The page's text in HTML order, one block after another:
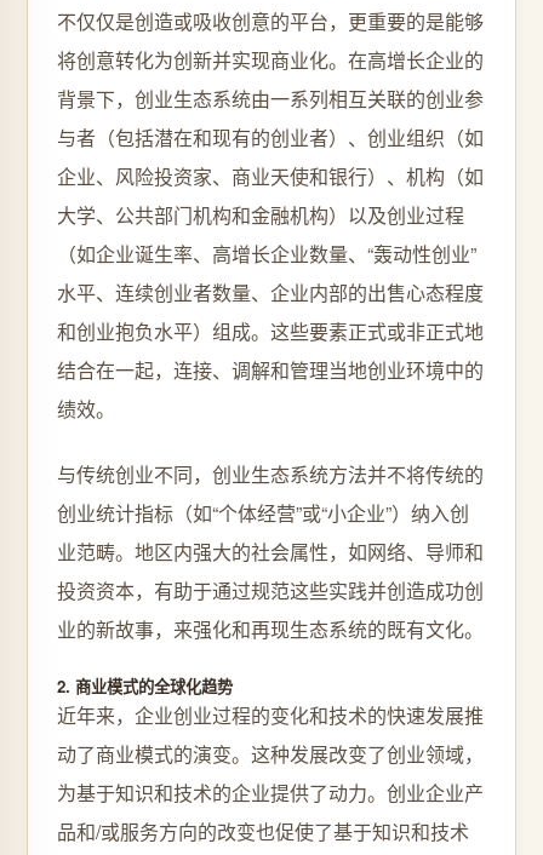
不仅仅是创造或吸收创意的平台，更重要的是能够
将创意转化为创新并实现商业化。在高增长企业的
背景下，创业生态系统由一系列相互关联的创业参
与者（包括潜在和现有的创业者）、创业组织（如
企业、风险投资家、商业天使和银行）、机构（如
大学、公共部门机构和金融机构）以及创业过程
（如企业诞生率、高增长企业数量、“轰动性创业”
水平、连续创业者数量、企业内部的出售心态程度
和创业抱负水平）组成。这些要素正式或非正式地
结合在一起，连接、调解和管理当地创业环境中的
绩效。
与传统创业不同，创业生态系统方法并不将传统的
创业统计指标（如“个体经营”或“小企业”）纳入创
业范畴。地区内强大的社会属性，如网络、导师和
投资资本，有助于通过规范这些实践并创造成功创
业的新故事，来强化和再现生态系统的既有文化。
2. 商业模式的全球化趋势
近年来，企业创业过程的变化和技术的快速发展推
动了商业模式的演变。这种发展改变了创业领域，
为基于知识和技术的企业提供了动力。创业企业产
品和/或服务方向的改变也促使了基于知识和技术